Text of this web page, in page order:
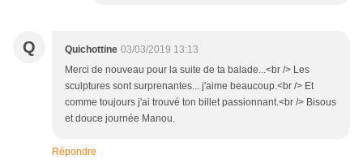
Q Quichottine 03/03/2019 13:13
Merci de nouveau pour la suite de ta balade...<br /> Les
sculptures sont surprenantes... j'aime beaucoup.<br /> Et
comme toujours j'ai trouvé ton billet passionnant.<br /> Bisous
et douce journée Manou.
Répondre